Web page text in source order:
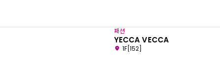
패션
YECCA VECCA
1F[152]